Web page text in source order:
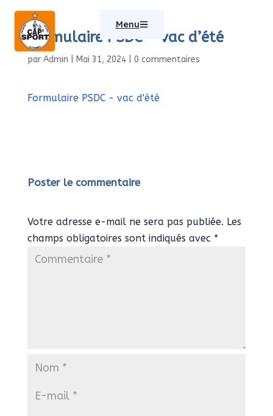
Menu
Formulaire PSDC – vac d’été
par Admin Mai 31, 2024| 0 commentaires
Formulaire PSDC - vac d'été
Poster le commentaire
Votre adresse e-mail ne sera pas publiée. Les
champs obligatoires sont indiqués avec *